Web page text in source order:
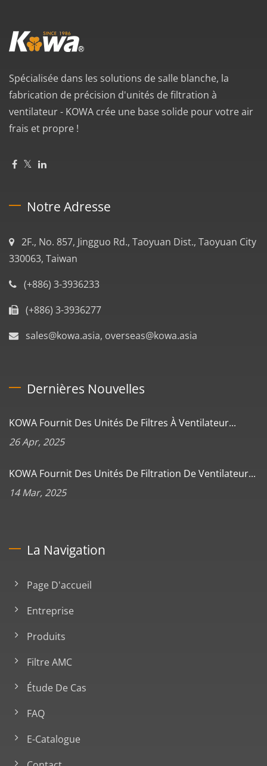
Spécialisée dans les solutions de salle blanche, la
fabrication de précision d'unités de filtration à
ventilateur - KOWA crée une base solide pour votre air
frais et propre !
Notre Adresse
2F., No. 857, Jingguo Rd., Taoyuan Dist., Taoyuan City
330063, Taiwan
(+886) 3-3936233
(+886) 3-3936277
sales@kowa.asia, overseas@kowa.asia
Dernières Nouvelles
KOWA Fournit Des Unités De Filtres À Ventilateur...
26 Apr, 2025
KOWA Fournit Des Unités De Filtration De Ventilateur...
14 Mar, 2025
La Navigation
Page D'accueil
Entreprise
Produits
Filtre AMC
Étude De Cas
FAQ
E-Catalogue